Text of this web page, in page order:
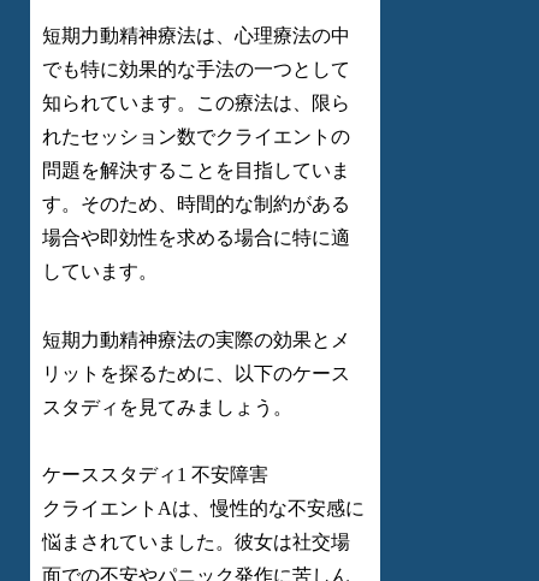
短期力動精神療法は、心理療法の中
でも特に効果的な手法の一つとして
知られています。この療法は、限ら
れたセッション数でクライエントの
問題を解決することを目指していま
す。そのため、時間的な制約がある
場合や即効性を求める場合に特に適
しています。
短期力動精神療法の実際の効果とメ
リットを探るために、以下のケース
スタディを見てみましょう。
ケーススタディ1 不安障害
クライエントAは、慢性的な不安感に
悩まされていました。彼女は社交場
面での不安やパニック発作に苦しん